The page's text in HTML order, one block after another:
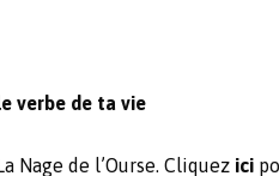
verbe de ta vie
Nage de l’Ourse. Cliquez ici